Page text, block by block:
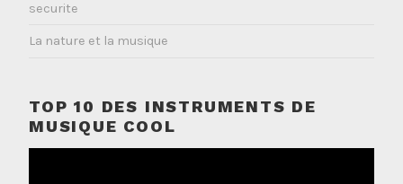
securite
La nature et la musique
TOP 10 DES INSTRUMENTS DE
MUSIQUE COOL